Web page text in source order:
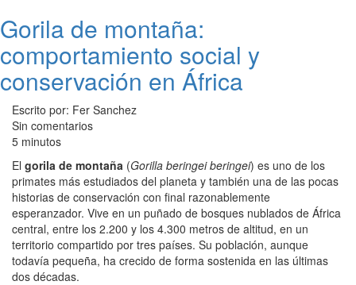
Gorila de montaña:
comportamiento social y
conservación en África
Escrito por: Fer Sanchez
Sin comentarios
5 minutos
El gorila de montaña (Gorilla beringei beringei) es uno de los
primates más estudiados del planeta y también una de las pocas
historias de conservación con final razonablemente
esperanzador. Vive en un puñado de bosques nublados de África
central, entre los 2.200 y los 4.300 metros de altitud, en un
territorio compartido por tres países. Su población, aunque
todavía pequeña, ha crecido de forma sostenida en las últimas
dos décadas.